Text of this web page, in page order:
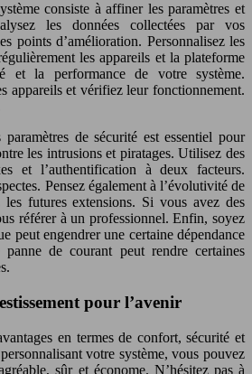
consiste à affiner les paramètres et
les données collectées par vos
points d’amélioration. Personnalisez les
les appareils et la plateforme
et la performance de votre système.
appareils et vérifiez leur fonctionnement.
de sécurité est essentiel pour
les intrusions et piratages. Utilisez des
et l’authentification à deux facteurs.
Pensez également à l’évolutivité de
futures extensions. Si vous avez des
référer à un professionnel. Enfin, soyez
peut engendrer une certaine dépendance
panne de courant peut rendre certaines
pour l’avenir
en termes de confort, sécurité et
votre système, vous pouvez
sûr et économe. N’hésitez pas à